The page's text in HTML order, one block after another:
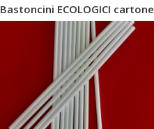
Bastoncini ECOLOGICI cartone